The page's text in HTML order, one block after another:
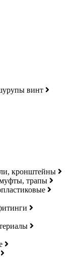
винт
кронштейны
трапы